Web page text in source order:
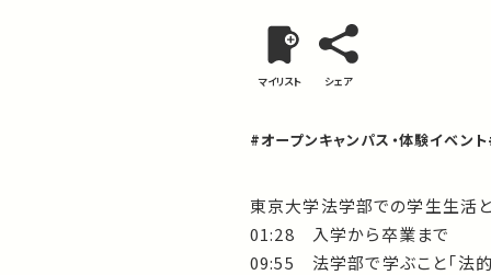
マイリスト シェア
#オープンキャンパス・体験イベント
東京大学法学部での学生生活
01:28 入学から卒業まで
09:55 法学部で学ぶこと「法